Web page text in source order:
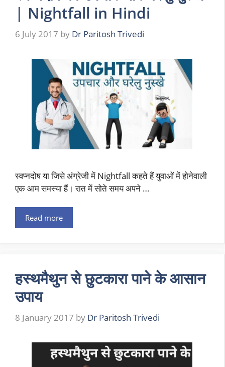
| Nightfall in Hindi
6 July 2017 by Dr Paritosh Trivedi
स्वप्नदोष या जिसे अंग्रेजी में Nightfall कहते हैं युवाओं में होनेवाली
एक आम समस्या हैं। रात में सोते समय अपने …
Read more
हस्थमैथुन से छुटकारा पाने के आसान
उपाय
8 January 2017 by Dr Paritosh Trivedi